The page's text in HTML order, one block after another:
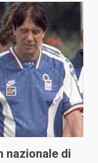
nazionale di